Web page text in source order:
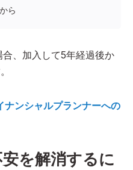
ら
、加入して5年経過後か
ンシャルプランナーへの
を解消するに